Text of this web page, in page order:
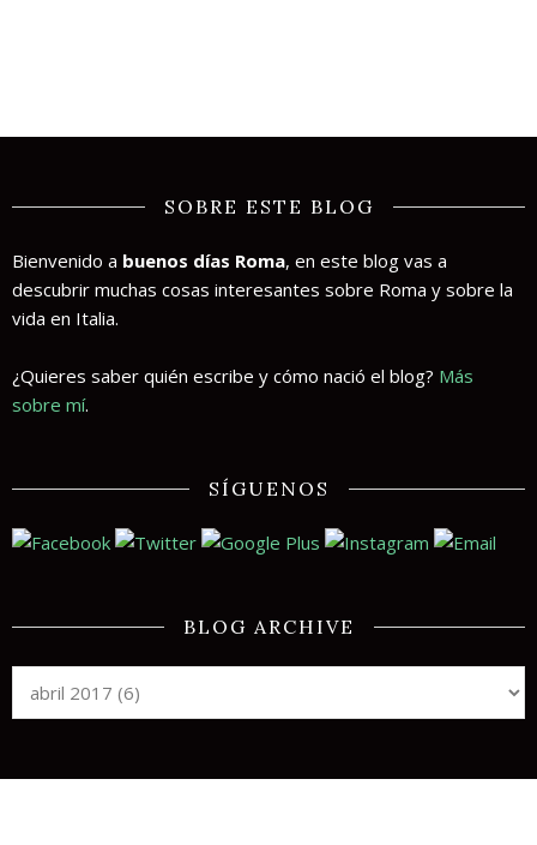
SOBRE ESTE BLOG
Bienvenido a buenos días Roma, en este blog vas a
descubrir muchas cosas interesantes sobre Roma y sobre la
vida en Italia.
¿Quieres saber quién escribe y cómo nació el blog? Más
sobre mí.
SÍGUENOS
BLOG ARCHIVE